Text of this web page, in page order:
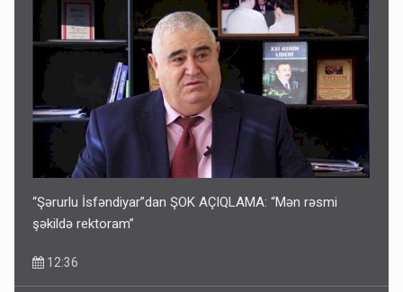
“Şərurlu İsfəndiyar”dan ŞOK AÇIQLAMA: “Mən rəsmi
şəkildə rektoram”
12:36